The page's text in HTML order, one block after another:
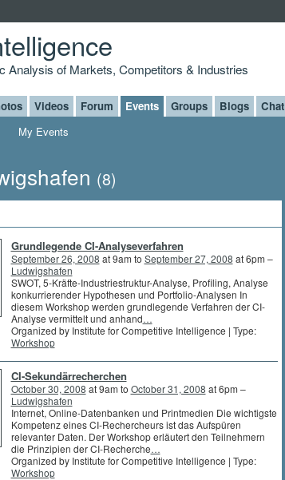
Analysis of Markets, Competitors & Industries
Videos Forum Events Groups Blogs Chat
My Events
(8)
Grundlegende CI-Analyse­ver­fah­ren
September 26, 2008 at 9am to September 27, 2008 at 6pm –
Ludwigshafen
SWOT, 5-Kräfte-Industriestruktur-Analyse, Profiling, Analyse
konkurrierender Hypothesen und Portfolio-Analysen In
diesem Workshop werden grundlegende Verfahren der CI-
Analyse vermittelt und anhand…
Organized by Institute for Competitive Intelligence | Type:
Workshop
CI-Sekundärrecherchen
October 30, 2008 at 9am to October 31, 2008 at 6pm –
Ludwigshafen
Internet, Online-Datenbanken und Printmedien Die wichtigste
Kompetenz eines CI-Rechercheurs ist das Aufspüren
relevanter Daten. Der Workshop erläutert den Teilnehmern
die Prinzipien der CI-Recherche…
Organized by Institute for Competitive Intelligence | Type:
Workshop